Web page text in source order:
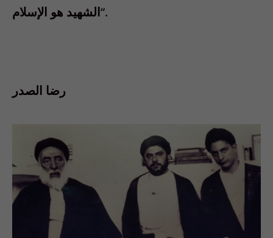
الشهيد هو الإسلام“.
رضا الصدر